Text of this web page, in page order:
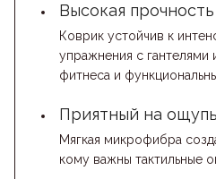
Высокая прочность
Коврик устойчив к
упражнения с гантелями
фитнеса и
Приятный на ощупь
Мягкая микрофибра
кому важны тактильные